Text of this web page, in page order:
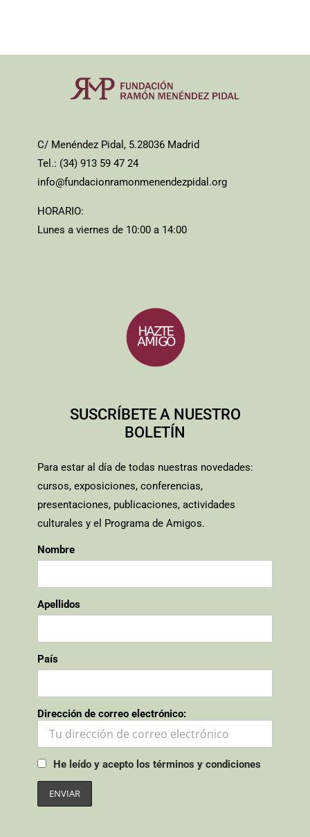
C/ Menéndez Pidal, 5.28036 Madrid
Tel.: (34) 913 59 47 24
info@fundacionramonmenendezpidal.org
HORARIO:
Lunes a viernes de 10:00 a 14:00
SUSCRÍBETE A NUESTRO
BOLETÍN
Para estar al día de todas nuestras novedades:
cursos, exposiciones, conferencias,
presentaciones, publicaciones, actividades
culturales y el Programa de Amigos.
Nombre
Apellidos
País
Dirección de correo electrónico:
He leído y acepto los términos y condiciones